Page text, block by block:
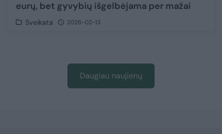
eurų, bet gyvybių išgelbėjama per mažai
Sveikata 2026-02-13
Daugiau naujienų